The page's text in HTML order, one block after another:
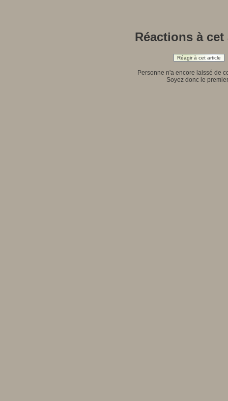
Réactions à cet
Réagir à cet article
Personne n'a encore laissé de
Soyez donc le